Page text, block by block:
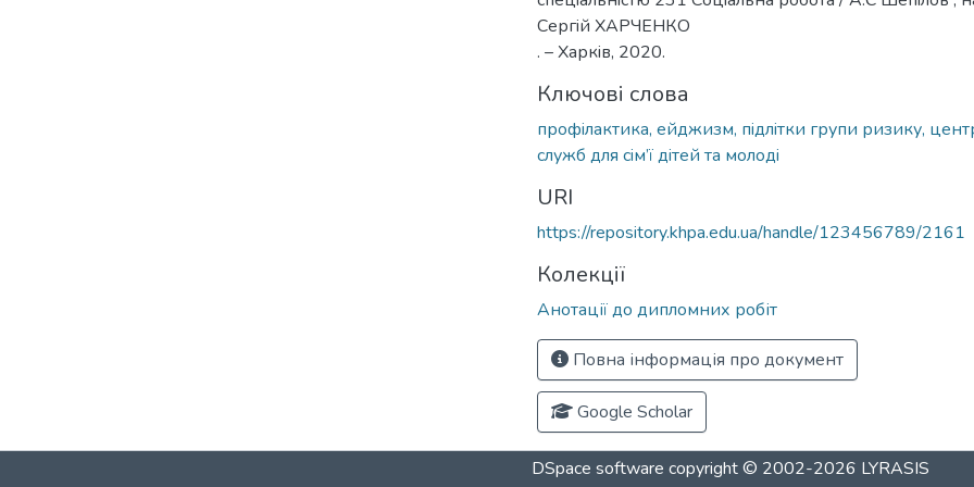
Сергiй ХАРЧЕНКО
. – Харкiв, 2020.
Ключові слова
профiлактика, ейджизм, пiдлiтки групи ризику,
служб для сiм’ї дiтей та молодi
URI
https://repository.khpa.edu.ua/handle/123456789/2161
Колекції
Анотації до дипломних робіт
Повна інформація про документ
Google Scholar
DSpace software copyright © 2002-2026 LYRASIS